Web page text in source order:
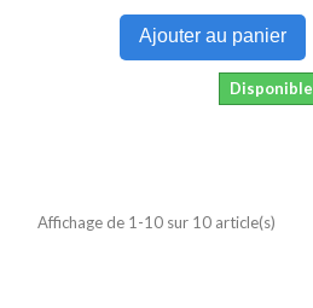
Ajouter au panier
Disponible
Affichage de 1-10 sur 10 article(s)